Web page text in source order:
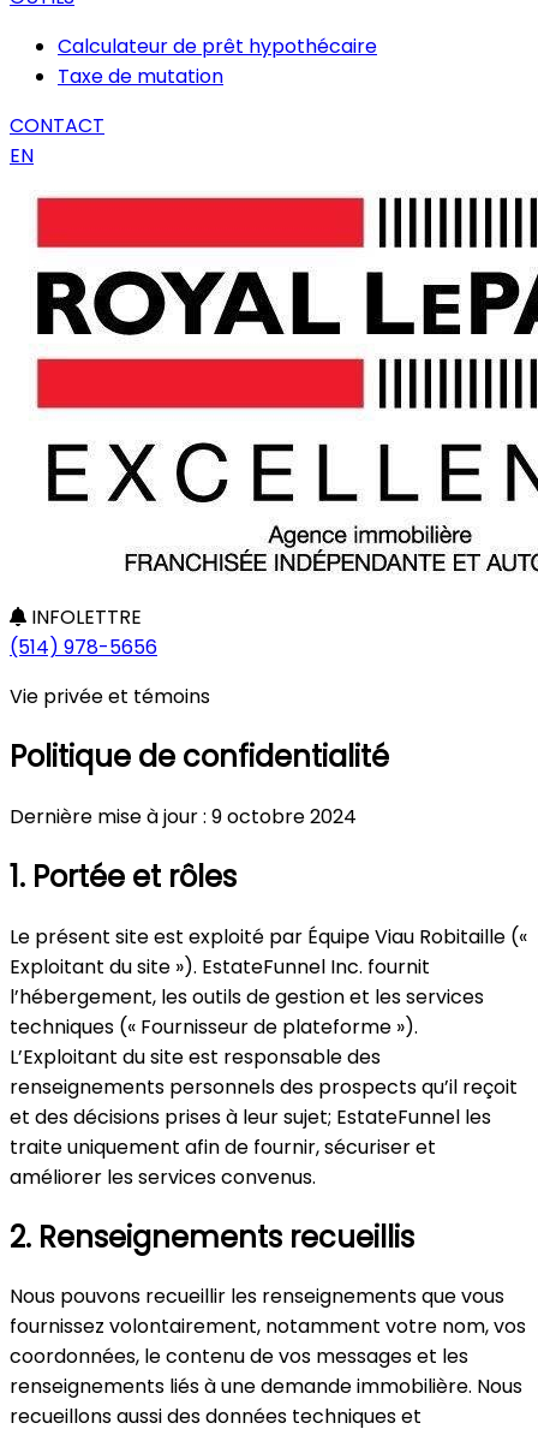
Calculateur de prêt hypothécaire
Taxe de mutation
CONTACT
EN
INFOLETTRE
(514) 978-5656
Vie privée et témoins
Politique de confidentialité
Dernière mise à jour : 9 octobre 2024
1. Portée et rôles
Le présent site est exploité par Équipe Viau Robitaille («
Exploitant du site »). EstateFunnel Inc. fournit
l’hébergement, les outils de gestion et les services
techniques (« Fournisseur de plateforme »).
L’Exploitant du site est responsable des
renseignements personnels des prospects qu’il reçoit
et des décisions prises à leur sujet; EstateFunnel les
traite uniquement afin de fournir, sécuriser et
améliorer les services convenus.
2. Renseignements recueillis
Nous pouvons recueillir les renseignements que vous
fournissez volontairement, notamment votre nom, vos
coordonnées, le contenu de vos messages et les
renseignements liés à une demande immobilière. Nous
recueillons aussi des données techniques et